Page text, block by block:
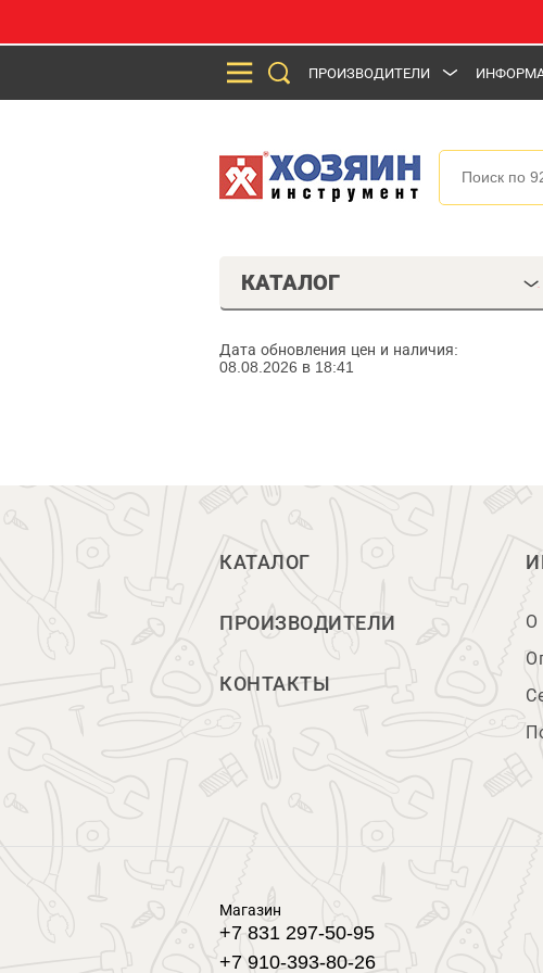
ПРОИЗВОДИТЕЛИ
КАТАЛОГ
Дата обновления цен и наличия:
08.08.2026 в 18:41
КАТАЛОГ
ПРОИЗВОДИТЕЛИ
КОНТАКТЫ
О
Магазин
+7 831 297-50-95
+7 910-393-80-26